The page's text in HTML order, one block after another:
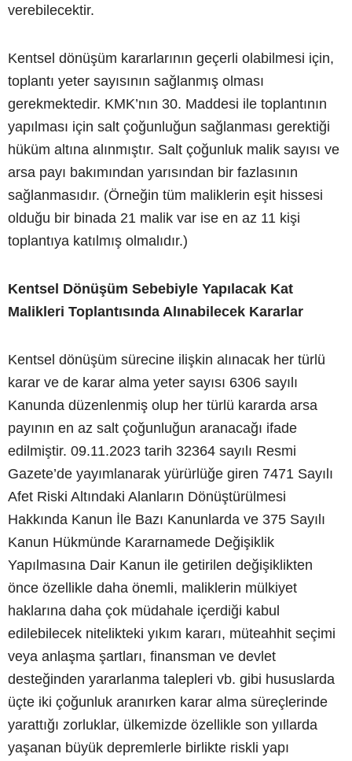
verebilecektir.
Kentsel dönüşüm kararlarının geçerli olabilmesi için,
toplantı yeter sayısının sağlanmış olması
gerekmektedir. KMK’nın 30. Maddesi ile toplantının
yapılması için salt çoğunluğun sağlanması gerektiği
hüküm altına alınmıştır. Salt çoğunluk malik sayısı ve
arsa payı bakımından yarısından bir fazlasının
sağlanmasıdır. (Örneğin tüm maliklerin eşit hissesi
olduğu bir binada 21 malik var ise en az 11 kişi
toplantıya katılmış olmalıdır.)
Kentsel Dönüşüm Sebebiyle Yapılacak Kat
Malikleri Toplantısında Alınabilecek Kararlar
Kentsel dönüşüm sürecine ilişkin alınacak her türlü
karar ve de karar alma yeter sayısı 6306 sayılı
Kanunda düzenlenmiş olup her türlü kararda arsa
payının en az salt çoğunluğun aranacağı ifade
edilmiştir. 09.11.2023 tarih 32364 sayılı Resmi
Gazete’de yayımlanarak yürürlüğe giren 7471 Sayılı
Afet Riski Altındaki Alanların Dönüştürülmesi
Hakkında Kanun İle Bazı Kanunlarda ve 375 Sayılı
Kanun Hükmünde Kararnamede Değişiklik
Yapılmasına Dair Kanun ile getirilen değişiklikten
önce özellikle daha önemli, maliklerin mülkiyet
haklarına daha çok müdahale içerdiği kabul
edilebilecek nitelikteki yıkım kararı, müteahhit seçimi
veya anlaşma şartları, finansman ve devlet
desteğinden yararlanma talepleri vb. gibi hususlarda
üçte iki çoğunluk aranırken karar alma süreçlerinde
yarattığı zorluklar, ülkemizde özellikle son yıllarda
yaşanan büyük depremlerle birlikte riskli yapı